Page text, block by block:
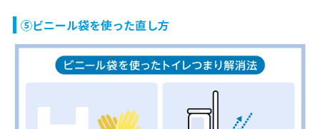
⑤ビニール袋を使った直し方